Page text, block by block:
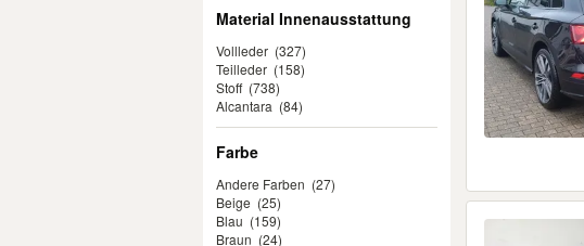
Material Innenausstattung
Vollleder (327)
Teilleder (158)
Stoff (738)
Alcantara (84)
Farbe
Andere Farben (27)
Beige (25)
Blau (159)
Braun (24)